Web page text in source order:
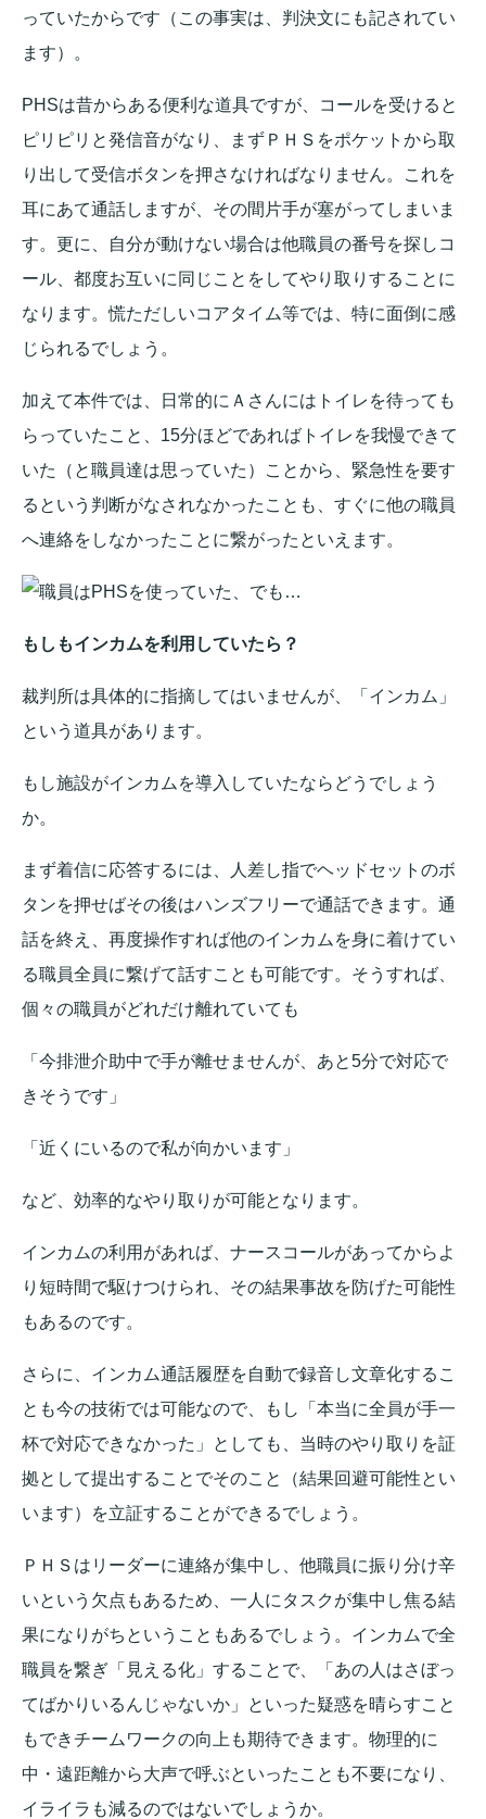
っていたからです（この事実は、判決文にも記されてい
ます）。
PHSは昔からある便利な道具ですが、コールを受けると
ピリピリと発信音がなり、まずＰＨＳをポケットから取
り出して受信ボタンを押さなければなりません。これを
耳にあて通話しますが、その間片手が塞がってしまいま
す。更に、自分が動けない場合は他職員の番号を探しコ
ール、都度お互いに同じことをしてやり取りすることに
なります。慌ただしいコアタイム等では、特に面倒に感
じられるでしょう。
加えて本件では、日常的にＡさんにはトイレを待っても
らっていたこと、15分ほどであればトイレを我慢できて
いた（と職員達は思っていた）ことから、緊急性を要す
るという判断がなされなかったことも、すぐに他の職員
へ連絡をしなかったことに繋がったといえます。
もしもインカムを利用していたら？
裁判所は具体的に指摘してはいませんが、「インカム」
という道具があります。
もし施設がインカムを導入していたならどうでしょう
か。
まず着信に応答するには、人差し指でヘッドセットのボ
タンを押せばその後はハンズフリーで通話できます。通
話を終え、再度操作すれば他のインカムを身に着けてい
る職員全員に繋げて話すことも可能です。そうすれば、
個々の職員がどれだけ離れていても
「今排泄介助中で手が離せませんが、あと5分で対応で
きそうです」
「近くにいるので私が向かいます」
など、効率的なやり取りが可能となります。
インカムの利用があれば、ナースコールがあってからよ
り短時間で駆けつけられ、その結果事故を防げた可能性
もあるのです。
さらに、インカム通話履歴を自動で録音し文章化するこ
とも今の技術では可能なので、もし「本当に全員が手一
杯で対応できなかった」としても、当時のやり取りを証
拠として提出することでそのこと（結果回避可能性とい
います）を立証することができるでしょう。
ＰＨＳはリーダーに連絡が集中し、他職員に振り分け辛
いという欠点もあるため、一人にタスクが集中し焦る結
果になりがちということもあるでしょう。インカムで全
職員を繋ぎ「見える化」することで、「あの人はさぼっ
てばかりいるんじゃないか」といった疑惑を晴らすこと
もできチームワークの向上も期待できます。物理的に
中・遠距離から大声で呼ぶといったことも不要になり、
イライラも減るのではないでしょうか。